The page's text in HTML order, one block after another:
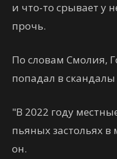
и что-то срывает у
прочь.
По словам Смолия,
попадал в скандалы
"В 2022 году
пьяных застольях
он.